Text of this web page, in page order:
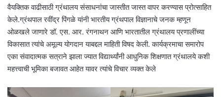
वैयक्तिक वाढीसाठी ग्रंथालय संसाधनांचा जास्तीत जास्त वापर करण्यास प्रोत्साहित
केले.ग्रंथपाल रवींद्र पिंगळे यांनी भारतीय ग्रंथपाल विज्ञानाचे जनक म्हणून
ओळखले जाणारे डॉ. एस. आर. रंगनाथन आणि भारतातील ग्रंथालय प्रणालींच्या
विकासात त्यांचे अमूल्य योगदान याबद्दल माहिती विषद केली. कार्यक्रमाचा समारोप
एका संवादात्मक सत्राने झाला ज्यात विद्यार्थ्यांनी आधुनिक शिक्षणात ग्रंथालये कशी
महत्त्वाची भूमिका बजावत आहेत यावर त्यांचे विचार व्यक्त केले